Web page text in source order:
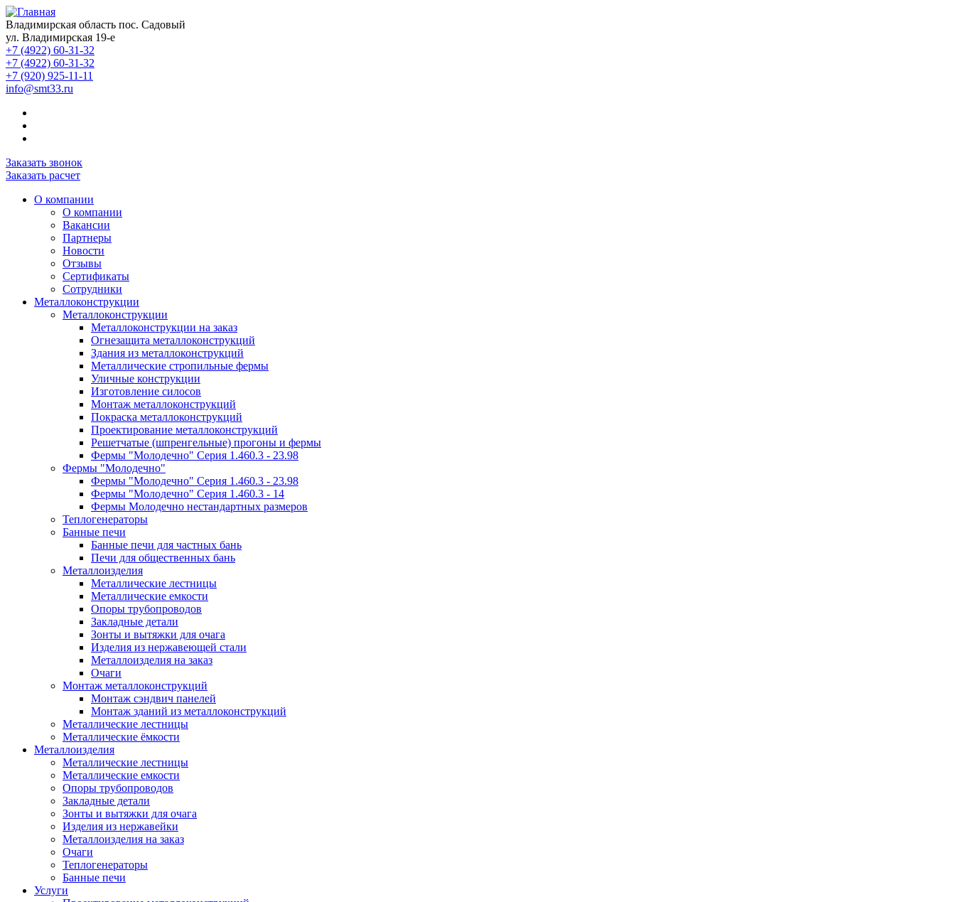
Владимирская область пос. Садовый
ул. Владимирская 19-е
+7 (4922) 60-31-32
+7 (4922) 60-31-32
+7 (920) 925-11-11
info@smt33.ru
Заказать звонок
Заказать расчет
О компании
О компании
Вакансии
Партнеры
Новости
Отзывы
Сертификаты
Сотрудники
Металлоконструкции
Металлоконструкции
Металлоконструкции на заказ
Огнезащита металлоконструкций
Здания из металлоконструкций
Mеталлические стропильные фермы
Уличные конструкции
Изготовление силосов
Монтаж металлоконструкций
Покраска металлоконструкций
Проектирование металлоконструкций
Решетчатые (шпренгельные) прогоны и фермы
Фермы "Молодечно" Серия 1.460.3 - 23.98
Фермы "Молодечно"
Фермы "Молодечно" Серия 1.460.3 - 23.98
Фермы "Молодечно" Серия 1.460.3 - 14
Фермы Молодечно нестандартных размеров
Теплогенераторы
Банные печи
Банные печи для частных бань
Печи для общественных бань
Металлоизделия
Металлические лестницы
Металлические емкости
Опоры трубопроводов
Закладные детали
Зонты и вытяжки для очага
Изделия из нержавеющей стали
Металлоизделия на заказ
Очаги
Монтаж металлоконструкций
Монтаж сэндвич панелей
Монтаж зданий из металлоконструкций
Металлические лестницы
Металлические ёмкости
Металлоизделия
Металлические лестницы
Металлические емкости
Опоры трубопроводов
Закладные детали
Зонты и вытяжки для очага
Изделия из нержавейки
Металлоизделия на заказ
Очаги
Теплогенераторы
Банные печи
Услуги